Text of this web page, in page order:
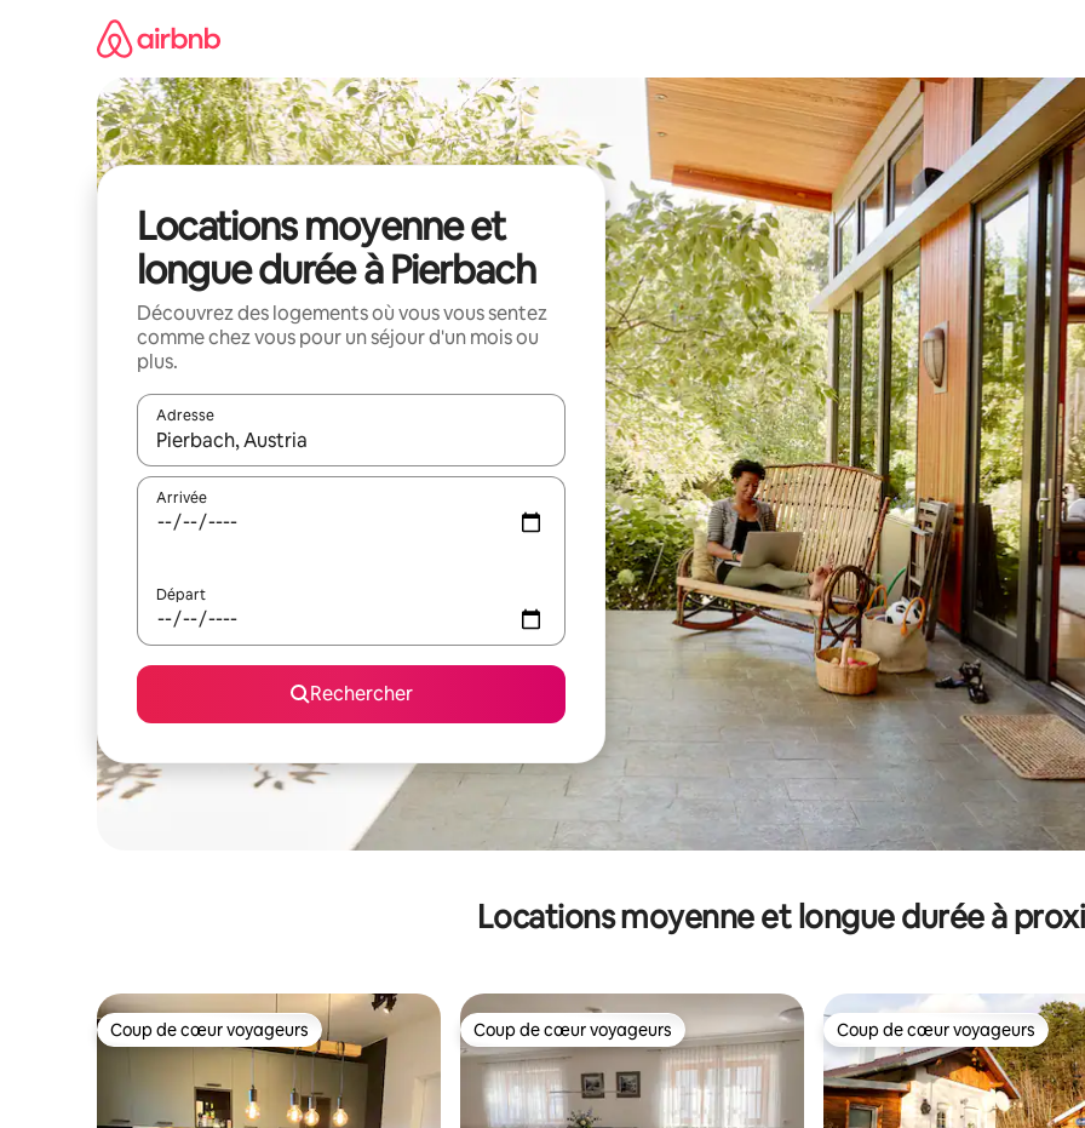
Locations moyenne et
longue durée à Pierbach
Découvrez des logements où vous vous sentez
comme chez vous pour un séjour d'un mois ou
plus.
Adresse
Lorsque les résultats s'affichent, utilisez les flèches vers le haut et vers le bas pour les parcourir ou en appuyant et en
Arrivée
Départ
Rechercher
Locations moyenne et longue durée à
Coup de cœur voyageurs
Coup de cœur voyageurs Coup de cœur voyageurs
Coup de cœur voyageurs Coup de cœur voyageurs
Coup de cœur voyageurs